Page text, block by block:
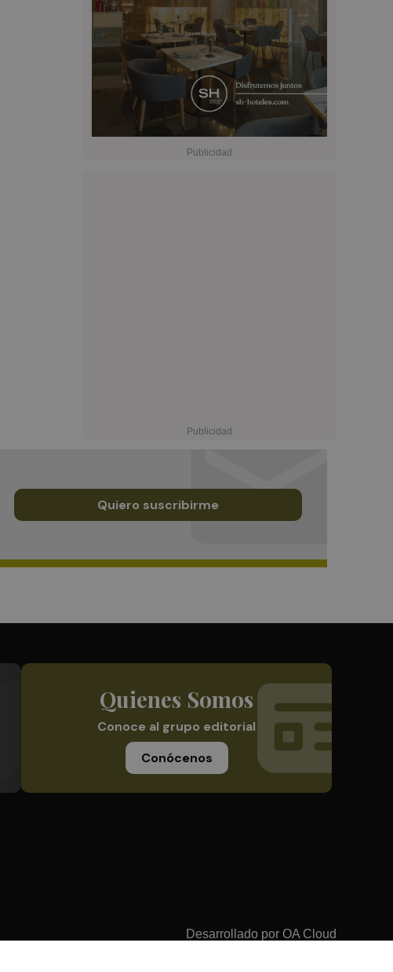
Quiero suscribirme
Quienes Somos
Conoce al grupo editorial
Conócenos
Desarrollado por OA Cloud